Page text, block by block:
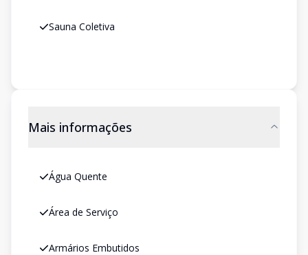
Sauna Coletiva
Mais informações
Água Quente
Área de Serviço
Armários Embutidos